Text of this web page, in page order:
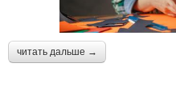
читать дальше →